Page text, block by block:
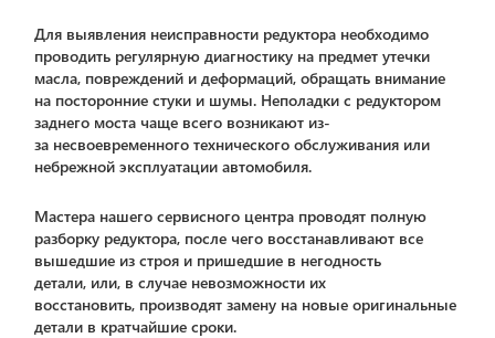
Для выявления неисправности редуктора необходимо
проводить регулярную диагностику на предмет утечки
масла, повреждений и деформаций, обращать внимание
на посторонние стуки и шумы. Неполадки с редуктором
заднего моста чаще всего возникают из-
за несвоевременного технического обслуживания или
небрежной эксплуатации автомобиля.
Мастера нашего сервисного центра проводят полную
разборку редуктора, после чего восстанавливают все
вышедшие из строя и пришедшие в негодность
детали, или, в случае невозможности их
восстановить, производят замену на новые оригинальные
детали в кратчайшие сроки.